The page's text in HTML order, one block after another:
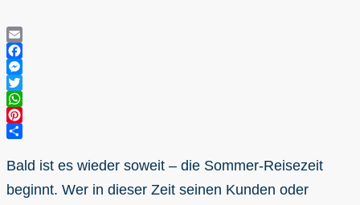
Email
Facebook
Messenger
Twitter
WhatsApp
Pinterest
Bald ist es wieder soweit – die Sommer-Reisezeit
beginnt. Wer in dieser Zeit seinen Kunden oder